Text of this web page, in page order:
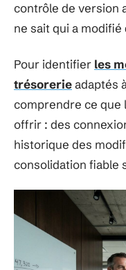
contrôle de version
ne sait qui a
Pour identifier les
trésorerieadaptés
comprendre ce que
offrir : des
historique des
consolidation fiable